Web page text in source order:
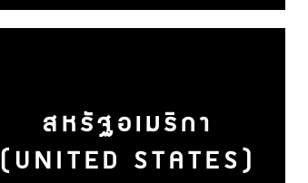
สหรัฐอเมริกา
(UNITED STATES)